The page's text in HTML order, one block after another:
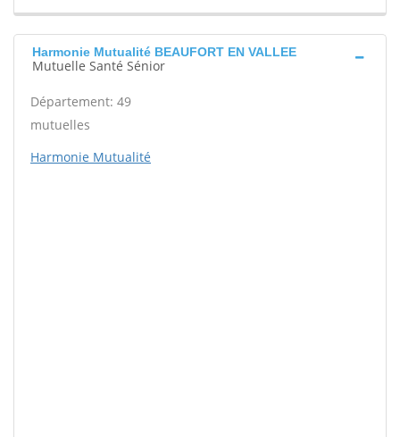
Harmonie Mutualité BEAUFORT EN VALLEE
Mutuelle Santé Sénior
Département: 49
mutuelles
Harmonie Mutualité